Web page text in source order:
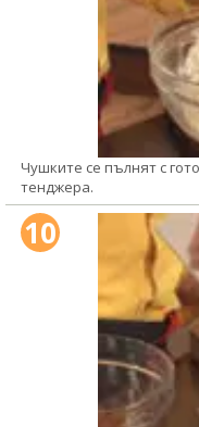
Чушките се пълнят с
тенджера.
10